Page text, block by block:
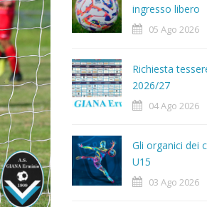
ingresso libero
05 Ago 2026
Richiesta
2026/27
04 Ago 2026
Gli organici dei
U15
03 Ago 2026